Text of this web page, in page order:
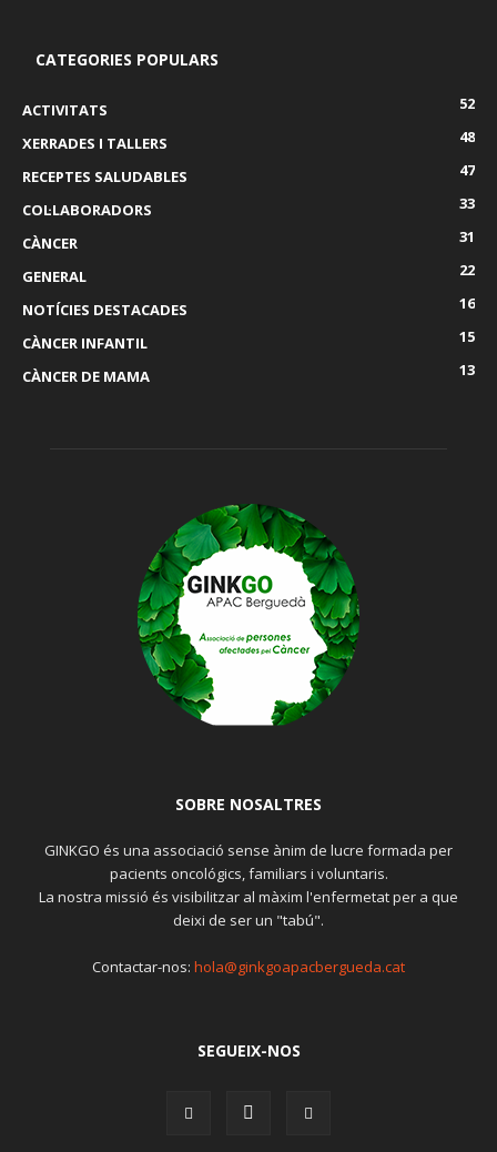
CATEGORIES POPULARS
ACTIVITATS
52
XERRADES I TALLERS
48
RECEPTES SALUDABLES
47
COL·LABORADORS
33
CÀNCER
31
GENERAL
22
NOTÍCIES DESTACADES
16
CÀNCER INFANTIL
15
CÀNCER DE MAMA
13
SOBRE NOSALTRES
GINKGO és una associació sense ànim de lucre formada per
pacients oncológics, familiars i voluntaris.
La nostra missió és visibilitzar al màxim l'enfermetat per a que
deixi de ser un "tabú".
Contactar-nos: hola@ginkgoapacbergueda.cat
SEGUEIX-NOS